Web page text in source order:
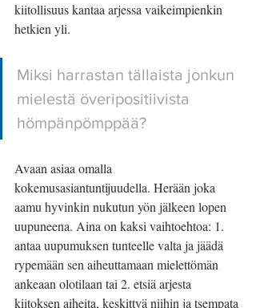
kiitollisuus kantaa arjessa vaikeimpienkin
hetkien yli.
Miksi harrastan tällaista jonkun
mielestä överipositiivista
hömpänpömppää?
Avaan asiaa omalla
kokemusasiantuntijuudella. Herään joka
aamu hyvinkin nukutun yön jälkeen lopen
uupuneena. Aina on kaksi vaihtoehtoa: 1.
antaa uupumuksen tunteelle valta ja jäädä
rypemään sen aiheuttamaan mielettömän
ankeaan olotilaan tai 2. etsiä arjesta
kiitoksen aiheita, keskittyä niihin ja tsempata